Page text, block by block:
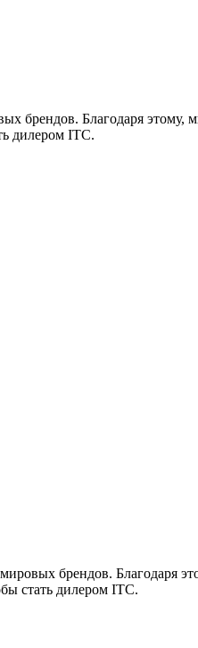
брендов. Благодаря
дилером ITC.
брендов.
стать дилером ITC.